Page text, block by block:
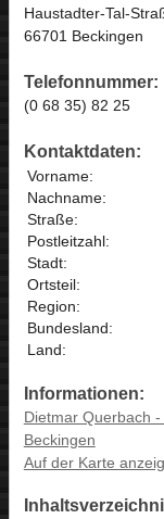
Haustadter-Tal-
66701 Beckingen
Telefonnummer:
(0 68 35) 82 25
Kontaktdaten:
Vorname:
Nachname:
Straße:
Postleitzahl:
Stadt:
Ortsteil:
Region:
Bundesland:
Land:
Informationen:
Dietmar Querbach
Beckingen
Auf der Karte